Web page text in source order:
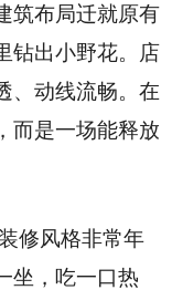
筑布局迁就原有
钻出小野花。店
、动线流畅。在
而是一场能释放
修风格非常年
坐，吃一口热